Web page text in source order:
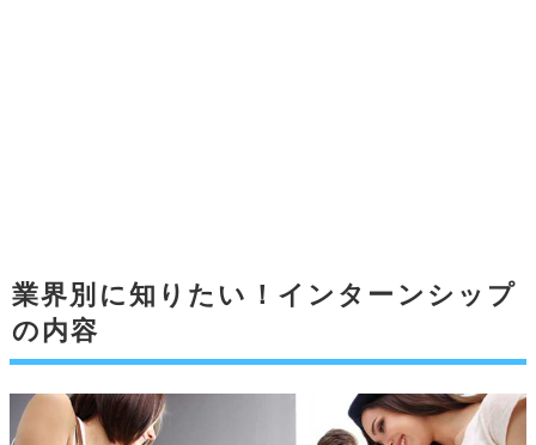
業界別に知りたい！インターンシップ
の内容